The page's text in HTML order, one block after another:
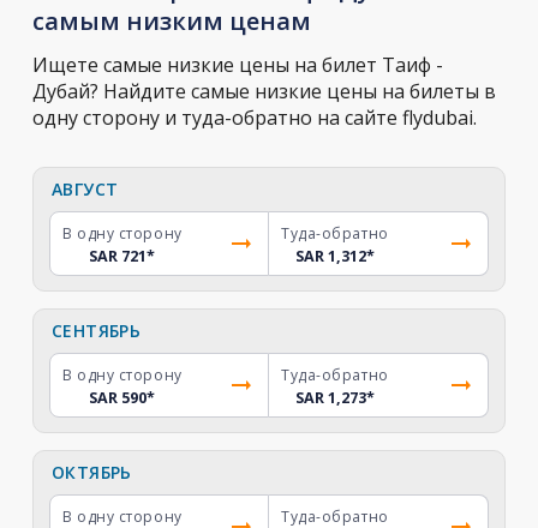
самым низким ценам
Ищете самые низкие цены на билет Таиф -
Дубай? Найдите самые низкие цены на билеты в
одну сторону и туда-обратно на сайте flydubai.
АВГУСТ
В одну сторону
SAR 721*
Туда-обратно
SAR 1,312*
СЕНТЯБРЬ
В одну сторону
SAR 590*
Туда-обратно
SAR 1,273*
ОКТЯБРЬ
В одну сторону
Туда-обратно